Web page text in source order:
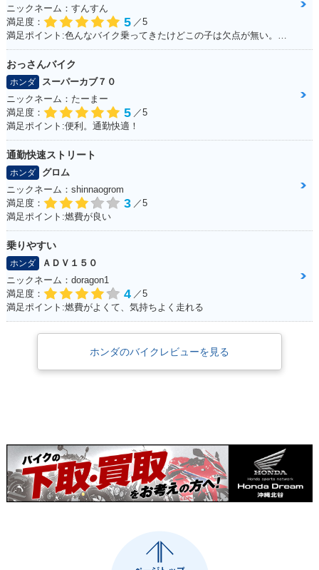
ニックネーム：すんすん
満足度：
5 ／5
満足ポイント:色んなバイク乗ってきたけどこの子は欠点が無い。ほんとに不満が出ない完成度の高いバイク！
おっさんバイク
ホンダ
スーパーカブ７０
ニックネーム：たーまー
満足度：
5 ／5
満足ポイント:便利。通勤快適！
通勤快速ストリート
ホンダ
グロム
ニックネーム：shinnaogrom
満足度：
3 ／5
満足ポイント:燃費が良い
乗りやすい
ホンダ
ＡＤＶ１５０
ニックネーム：doragon1
満足度：
4 ／5
満足ポイント:燃費がよくて、気持ちよく走れる
ホンダのバイクレビューを見る